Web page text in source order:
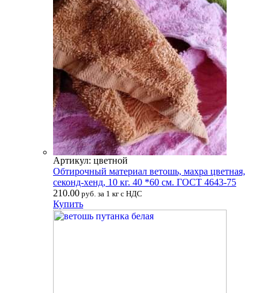
Артикул: цветной
Обтирочный материал ветошь, махра цветная,
секонд-хенд, 10 кг. 40 *60 см. ГОСТ 4643-75
210.00 руб. за 1 кг с НДС
Купить